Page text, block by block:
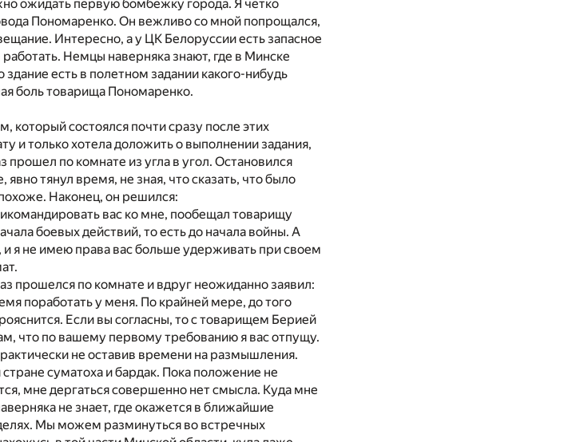
ожидать первую бомбежку города. Я четко
Пономаренко. Он вежливо со мной попрощался,
Интересно, а у ЦК Белоруссии есть запасное
Немцы наверняка знают, где в Минске
здание есть в полетном задании какого-нибудь
боль товарища Пономаренко.
состоялся почти сразу после этих
и только хотела доложить о выполнении задания,
по комнате из угла в угол. Остановился
тянул время, не зная, что сказать, что было
Наконец, он решился:
вас ко мне, пообещал товарищу
боевых действий, то есть до начала войны. А
и я не имею права вас больше удерживать при своем
прошелся по комнате и вдруг неожиданно заявил:
поработать у меня. По крайней мере, до того
Если вы согласны, то с товарищем Берией
что по вашему первому требованию я вас отпущу.
не оставив времени на размышления.
суматоха и бардак. Пока положение не
мне дергаться совершенно нет смысла. Куда мне
не знает, где окажется в ближайшие
Мы можем разминуться во встречных